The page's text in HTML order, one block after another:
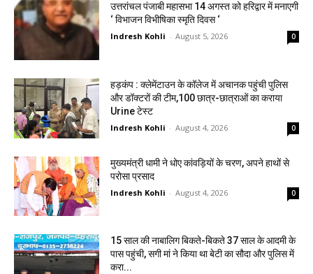
उत्तरांचल पंजाबी महासभा 14 अगस्त को हरिद्वार में मनाएगी
‘ विभाजन विभीषिका स्मृति दिवस ‘
Indresh Kohli - August 5, 2026 0
हड़कंप : क्लेमेंटाउन के कॉलेज में अचानक पहुंची पुलिस
और डॉक्टरों की टीम,100 छात्र-छात्राओं का कराया
Urine टेस्ट
Indresh Kohli - August 4, 2026 0
मुख्यमंत्री धामी ने धोए कांवड़ियों के चरण, अपने हाथों से
परोसा प्रसाद
Indresh Kohli - August 4, 2026 0
15 साल की नाबालिग बिकते-बिकते 37 साल के आदमी के
पास पहुंची, सगी मां ने किया था बेटी का सौदा और पुलिस में
करा...